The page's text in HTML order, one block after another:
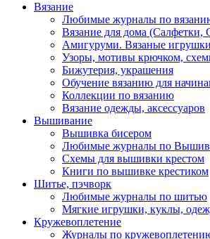
Вязание
Любимые журналы по
Вязание для дома
Амигуруми. Вязаные
Узоры, мотивы крючком,
Бижутерия, украшения
Обучение вязанию для
Коллекции по вязанию
Вязание одежды, аксессуаров
Вышивание
Вышивка бисером
Любимые журналы по
Схемы для вышивки крестом
Книги по вышивке крестиком
Шитье, пэчворк
Любимые журналы по шитью
Мягкие игрушки, куклы,
Кружевоплетение
Журналы по